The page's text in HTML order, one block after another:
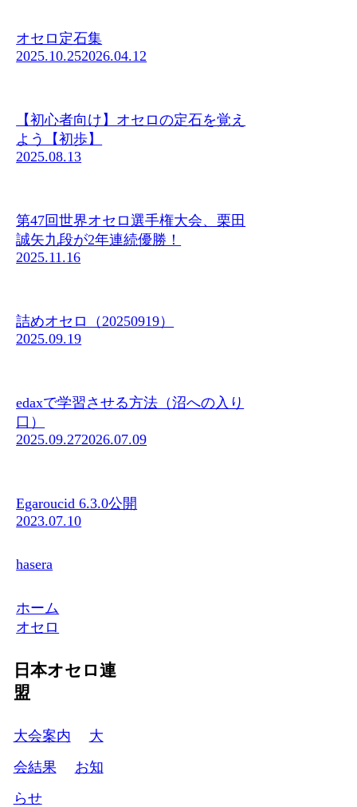
オセロ定石集
2025.10.252026.04.12
【初心者向け】オセロの定石を覚え
よう【初歩】
2025.08.13
第47回世界オセロ選手権大会、栗田
誠矢九段が2年連続優勝！
2025.11.16
詰めオセロ（20250919）
2025.09.19
edaxで学習させる方法（沼への入り
口）
2025.09.272026.07.09
Egaroucid 6.3.0公開
2023.07.10
hasera
ホーム
オセロ
日本オセロ連
盟
大会案内
大
会結果
お知
らせ